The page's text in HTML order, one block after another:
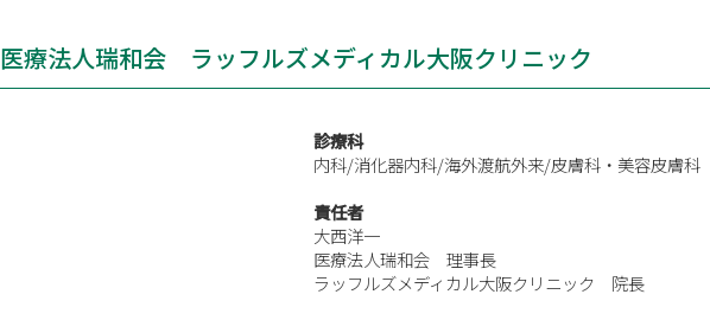
医療法人瑞和会 ラッフルズメディカル大阪クリニック
診療科
内科/消化器内科/海外渡航外来/皮膚科・美容皮膚科
責任者
大西洋一
医療法人瑞和会 理事長
ラッフルズメディカル大阪クリニック 院長